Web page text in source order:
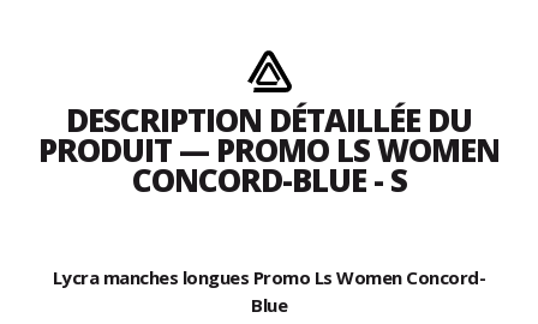
DESCRIPTION DÉTAILLÉE DU
PRODUIT — PROMO LS WOMEN
CONCORD-BLUE - S
Lycra manches longues Promo Ls Women Concord-
Blue